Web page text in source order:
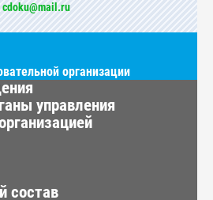
cdoku@mail.ru
организации
управления
состав